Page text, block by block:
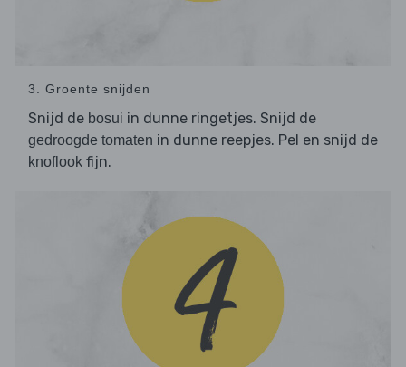
3. Groente snijden
Snijd de bosui in dunne ringetjes. Snijd de
gedroogde tomaten in dunne reepjes. Pel en snijd de
knoflook fijn.